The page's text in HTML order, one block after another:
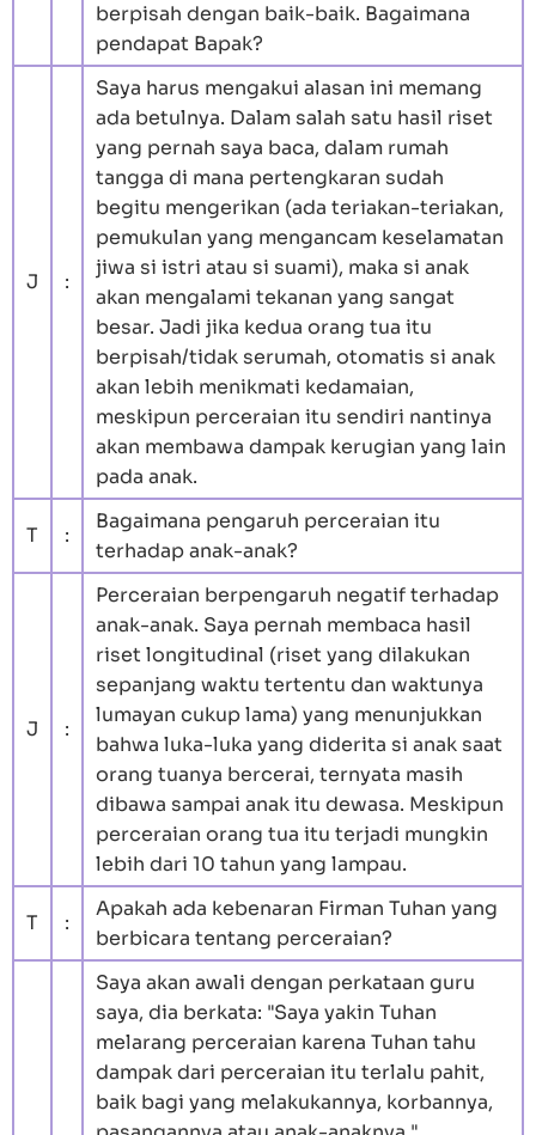
berpisah dengan baik-baik. Bagaimana
pendapat Bapak?
J :
Saya harus mengakui alasan ini memang
ada betulnya. Dalam salah satu hasil riset
yang pernah saya baca, dalam rumah
tangga di mana pertengkaran sudah
begitu mengerikan (ada teriakan-teriakan,
pemukulan yang mengancam keselamatan
jiwa si istri atau si suami), maka si anak
akan mengalami tekanan yang sangat
besar. Jadi jika kedua orang tua itu
berpisah/tidak serumah, otomatis si anak
akan lebih menikmati kedamaian,
meskipun perceraian itu sendiri nantinya
akan membawa dampak kerugian yang lain
pada anak.
T :
Bagaimana pengaruh perceraian itu
terhadap anak-anak?
J :
Perceraian berpengaruh negatif terhadap
anak-anak. Saya pernah membaca hasil
riset longitudinal (riset yang dilakukan
sepanjang waktu tertentu dan waktunya
lumayan cukup lama) yang menunjukkan
bahwa luka-luka yang diderita si anak saat
orang tuanya bercerai, ternyata masih
dibawa sampai anak itu dewasa. Meskipun
perceraian orang tua itu terjadi mungkin
lebih dari 10 tahun yang lampau.
T :
Apakah ada kebenaran Firman Tuhan yang
berbicara tentang perceraian?
Saya akan awali dengan perkataan guru
saya, dia berkata: "Saya yakin Tuhan
melarang perceraian karena Tuhan tahu
dampak dari perceraian itu terlalu pahit,
baik bagi yang melakukannya, korbannya,